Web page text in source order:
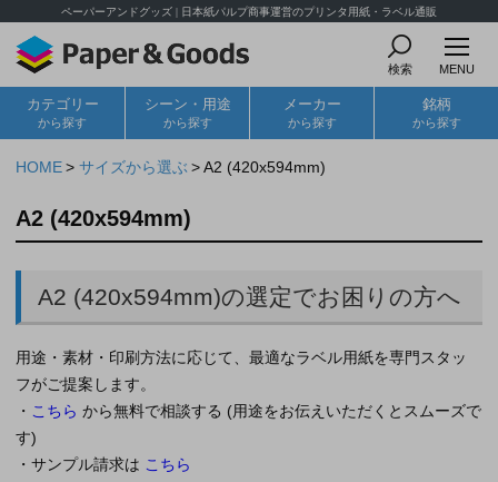
ペーパーアンドグッズ | 日本紙パルプ商事運営のプリンタ用紙・ラベル通販
検索 MENU
カテゴリー
から探す
シーン・用途
から探す
メーカー
から探す
銘柄
から探す
HOME サイズから選ぶ A2 (420x594mm)
A2 (420x594mm)
A2 (420x594mm)の選定でお困りの方へ
用途・素材・印刷方法に応じて、最適なラベル用紙を専門スタッ
フがご提案します。
・ こちら から無料で相談する (用途をお伝えいただくとスムーズで
す)
・サンプル請求は こちら